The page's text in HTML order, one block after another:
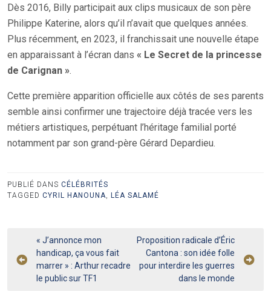
Dès 2016, Billy participait aux clips musicaux de son père
Philippe Katerine, alors qu’il n’avait que quelques années.
Plus récemment, en 2023, il franchissait une nouvelle étape
en apparaissant à l’écran dans « Le Secret de la princesse
de Carignan ».
Cette première apparition officielle aux côtés de ses parents
semble ainsi confirmer une trajectoire déjà tracée vers les
métiers artistiques, perpétuant l’héritage familial porté
notamment par son grand-père Gérard Depardieu.
PUBLIÉ DANS CÉLÉBRITÉS
TAGGED CYRIL HANOUNA, LÉA SALAMÉ
Navigation
de
l’article
« J’annonce mon
handicap, ça vous fait
marrer » : Arthur recadre
le public sur TF1
Proposition radicale d’Éric
Cantona : son idée folle
pour interdire les guerres
dans le monde